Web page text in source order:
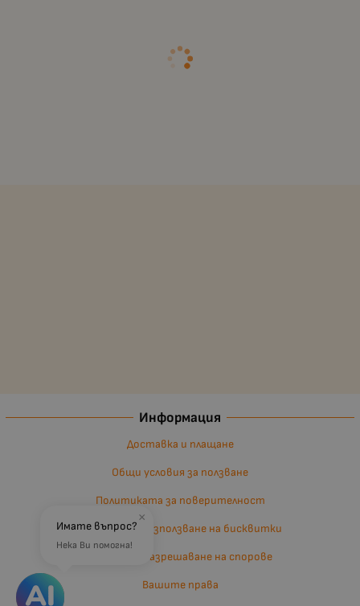
Информация
Доставка и плащане
Общи условия за ползване
Политиката за поверителност
Политика за използване на бисквитки
Въпроси и разрешаване на спорове
Вашите права
×
Имате въпрос?
Нека Ви помогна!